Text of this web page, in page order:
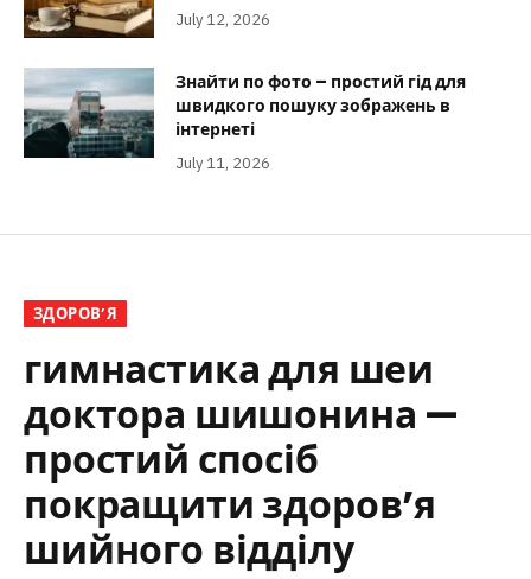
July 12, 2026
Знайти по фото – простий гід для
швидкого пошуку зображень в
інтернеті
July 11, 2026
ЗДОРОВ’Я
гимнастика для шеи
доктора шишонина —
простий спосіб
покращити здоров’я
шийного відділу